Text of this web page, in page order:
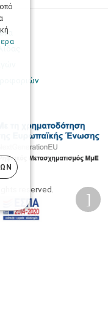
reserved.
Totalweb.